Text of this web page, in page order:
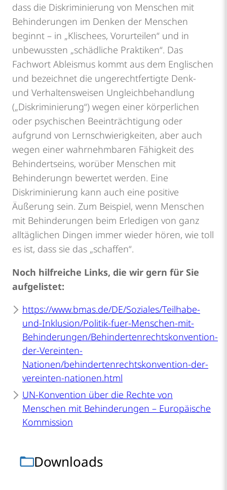
dass die Diskriminierung von Menschen mit
Behinderungen im Denken der Menschen
beginnt – in „Klischees, Vorurteilen“ und in
unbewussten „schädliche Praktiken“. Das
Fachwort Ableismus kommt aus dem Englischen
und bezeichnet die ungerechtfertigte Denk-
und Verhaltensweisen Ungleichbehandlung
(„Diskriminierung“) wegen einer körperlichen
oder psychischen Beeinträchtigung oder
aufgrund von Lernschwierigkeiten, aber auch
wegen einer wahrnehmbaren Fähigkeit des
Behindertseins, worüber Menschen mit
Behinderungn bewertet werden. Eine
Diskriminierung kann auch eine positive
Äußerung sein. Zum Beispiel, wenn Menschen
mit Behinderungen beim Erledigen von ganz
alltäglichen Dingen immer wieder hören, wie toll
es ist, dass sie das „schaffen“.
Noch hilfreiche Links, die wir gern für Sie
aufgelistet:
https://www.bmas.de/DE/Soziales/Teilhabe-
und-Inklusion/Politik-fuer-Menschen-mit-
Behinderungen/Behindertenrechtskonvention-
der-Vereinten-
Nationen/behindertenrechtskonvention-der-
vereinten-nationen.html
UN-Konvention über die Rechte von
Menschen mit Behinderungen – Europäische
Kommission
Downloads